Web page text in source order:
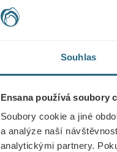
Souhlas
Ensana používá soubory
Soubory cookie a jiné
a analýze naší
analytickými partnery.